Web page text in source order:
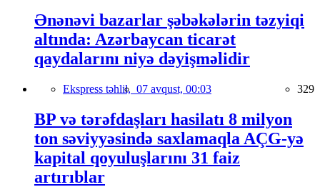
Ənənəvi bazarlar şəbəkələrin təzyiqi
altında: Azərbaycan ticarət
qaydalarını niyə dəyişməlidir
Ekspress təhlil, 07 avqust, 00:03 329
BP və tərəfdaşları hasilatı 8 milyon
ton səviyyəsində saxlamaqla AÇG-yə
kapital qoyuluşlarını 31 faiz
artırıblar